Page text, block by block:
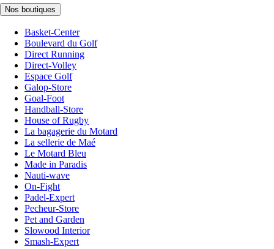
Nos boutiques
Basket-Center
Boulevard du Golf
Direct Running
Direct-Volley
Espace Golf
Galop-Store
Goal-Foot
Handball-Store
House of Rugby
La bagagerie du Motard
La sellerie de Maé
Le Motard Bleu
Made in Paradis
Nauti-wave
On-Fight
Padel-Expert
Pecheur-Store
Pet and Garden
Slowood Interior
Smash-Expert